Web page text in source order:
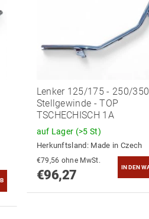
Lenker 125/175 - 250/
Stellgewinde - TOP
TSCHECHISCH 1A
auf Lager (>5 St)
Herkunftsland: Made in Czech
€79,56 ohne MwSt.
€96,27